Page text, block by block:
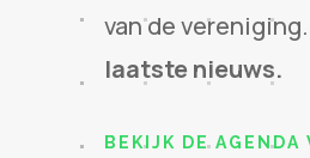
van de vereniging.
laatste nieuws.
BEKIJK DE AGENDA